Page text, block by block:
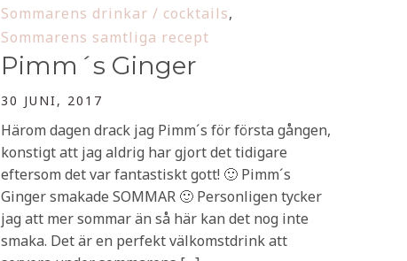
Sommarens drinkar / cocktails,
Sommarens samtliga recept
Pimm´s Ginger
30 JUNI, 2017
Härom dagen drack jag Pimm´s för första gången,
konstigt att jag aldrig har gjort det tidigare
eftersom det var fantastiskt gott! 🙂 Pimm´s
Ginger smakade SOMMAR 🙂 Personligen tycker
jag att mer sommar än så här kan det nog inte
smaka. Det är en perfekt välkomstdrink att